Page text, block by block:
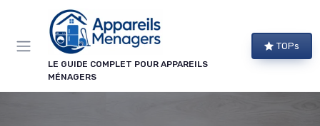
LE GUIDE COMPLET POUR APPAREILS
MÉNAGERS
TOPs
Panneau de gestion des cookies